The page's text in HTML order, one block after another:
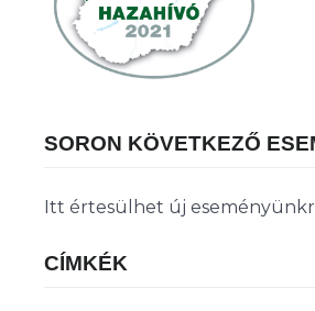
SORON KÖVETKEZŐ
Itt értesülhet új
CÍMKÉK